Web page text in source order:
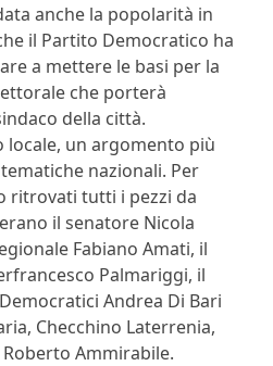
anche la popolarità in
il Partito Democratico ha
a mettere le basi per la
che porterà
della città.
locale, un argomento più
nazionali. Per
ritrovati tutti i pezzi da
il senatore Nicola
Fabiano Amati, il
Palmariggi, il
Andrea Di Bari
Checchino Laterrenia,
Ammirabile.